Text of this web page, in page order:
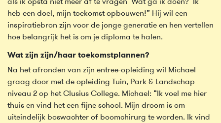
als ik opsta niet meer af te vragen ‘Wat ga ik doen?’ Ik
heb een doel, mijn toekomst opbouwen!” Hij wil een
inspiratiebron zijn voor de jonge generatie en hen vertellen
hoe belangrijk het is om je diploma te halen.
Wat zijn zijn/haar toekomstplannen?
Na het afronden van zijn entree-opleiding wil Michael
graag door met de opleiding Tuin, Park & Landschap
niveau 2 op het Clusius College. Michael: “Ik voel me hier
thuis en vind het een fijne school. Mijn droom is om
uiteindelijk boswachter of boomchirurg te worden. Ik vind